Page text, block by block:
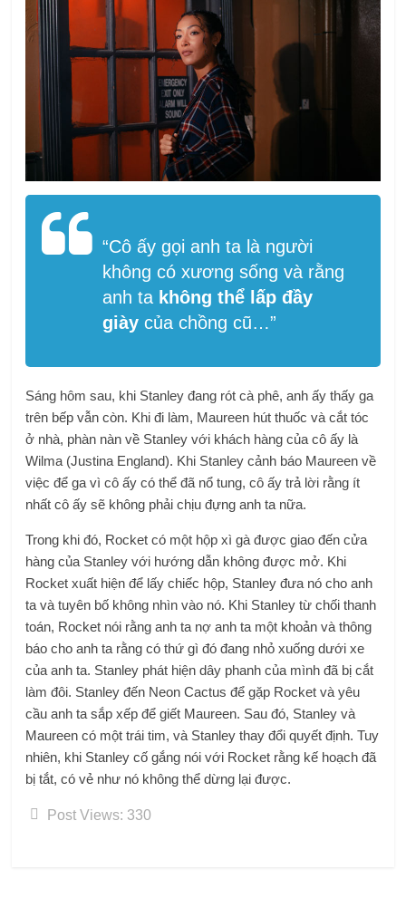
“Cô ấy gọi anh ta là người
không có xương sống và rằng
anh ta không thể lấp đầy
giày của chồng cũ…”
Sáng hôm sau, khi Stanley đang rót cà phê, anh ấy thấy ga
trên bếp vẫn còn. Khi đi làm, Maureen hút thuốc và cắt tóc
ở nhà, phàn nàn về Stanley với khách hàng của cô ấy là
Wilma (Justina England). Khi Stanley cảnh báo Maureen về
việc để ga vì cô ấy có thể đã nổ tung, cô ấy trả lời rằng ít
nhất cô ấy sẽ không phải chịu đựng anh ta nữa.
Trong khi đó, Rocket có một hộp xì gà được giao đến cửa
hàng của Stanley với hướng dẫn không được mở. Khi
Rocket xuất hiện để lấy chiếc hộp, Stanley đưa nó cho anh
ta và tuyên bố không nhìn vào nó. Khi Stanley từ chối thanh
toán, Rocket nói rằng anh ta nợ anh ta một khoản và thông
báo cho anh ta rằng có thứ gì đó đang nhỏ xuống dưới xe
của anh ta. Stanley phát hiện dây phanh của mình đã bị cắt
làm đôi. Stanley đến Neon Cactus để gặp Rocket và yêu
cầu anh ta sắp xếp để giết Maureen. Sau đó, Stanley và
Maureen có một trái tim, và Stanley thay đổi quyết định. Tuy
nhiên, khi Stanley cố gắng nói với Rocket rằng kế hoạch đã
bị tắt, có vẻ như nó không thể dừng lại được.
Post Views: 330